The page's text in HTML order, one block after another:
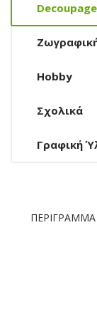
Decoupage
Hobby
Σχολικά
Γραφική
ΠΕΡΙΓΡΑΜΜΑ